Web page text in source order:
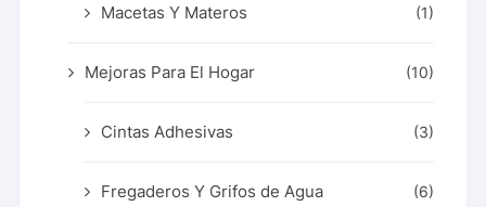
Macetas Y Materos (1)
Mejoras Para El Hogar (10)
Cintas Adhesivas (3)
Fregaderos Y Grifos de Agua (6)